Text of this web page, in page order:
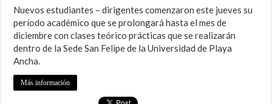
Nuevos estudiantes – dirigentes comenzaron este jueves su
período académico que se prolongará hasta el mes de
diciembre con clases teórico prácticas que se realizarán
dentro de la Sede San Felipe de la Universidad de Playa
Ancha.
Más información